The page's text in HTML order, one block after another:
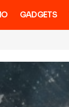
GADGETS